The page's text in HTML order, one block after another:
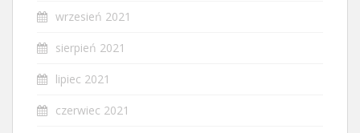
wrzesień 2021
sierpień 2021
lipiec 2021
czerwiec 2021